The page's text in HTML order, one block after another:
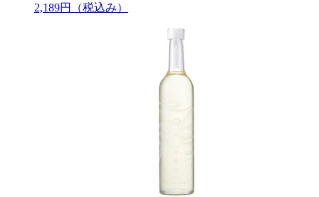
2,189円 （税込み）